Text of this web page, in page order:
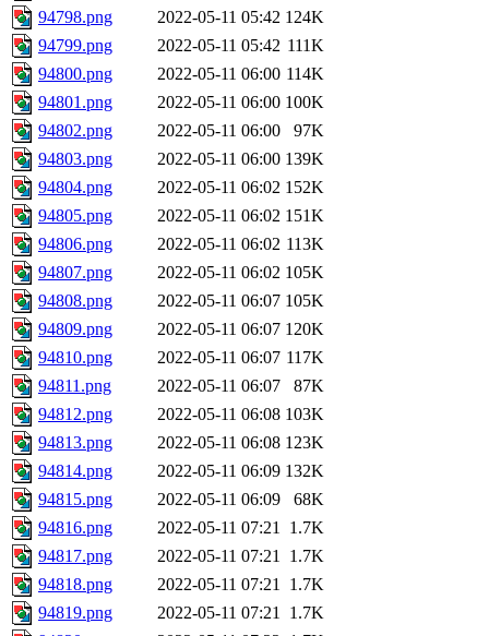
94798.png
2022-05-11 05:42 124K
94799.png
2022-05-11 05:42 111K
94800.png
2022-05-11 06:00 114K
94801.png
2022-05-11 06:00 100K
94802.png
2022-05-11 06:00
97K
94803.png
2022-05-11 06:00 139K
94804.png
2022-05-11 06:02 152K
94805.png
2022-05-11 06:02 151K
94806.png
2022-05-11 06:02 113K
94807.png
2022-05-11 06:02 105K
94808.png
2022-05-11 06:07 105K
94809.png
2022-05-11 06:07 120K
94810.png
2022-05-11 06:07 117K
94811.png
2022-05-11 06:07
87K
94812.png
2022-05-11 06:08 103K
94813.png
2022-05-11 06:08 123K
94814.png
2022-05-11 06:09 132K
94815.png
2022-05-11 06:09
68K
94816.png
2022-05-11 07:21 1.7K
94817.png
2022-05-11 07:21 1.7K
94818.png
2022-05-11 07:21 1.7K
94819.png
2022-05-11 07:21 1.7K